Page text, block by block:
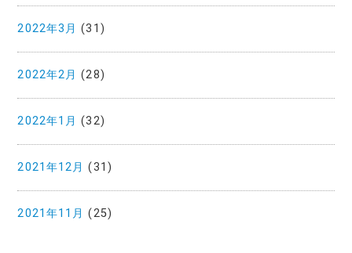
2022年3月 (31)
2022年2月 (28)
2022年1月 (32)
2021年12月 (31)
2021年11月 (25)